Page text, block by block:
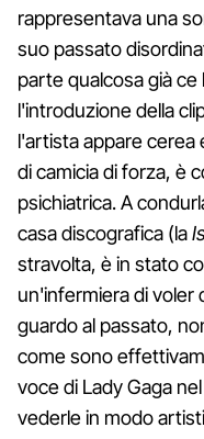
rappresentava una
suo passato
parte qualcosa già
l'introduzione della
l'artista appare
di camicia di forza, è
psichiatrica. A
casa discografica (la
stravolta, è in stato
un'infermiera di voler
guardo al passato,
come sono
voce di Lady Gaga
vederle in modo